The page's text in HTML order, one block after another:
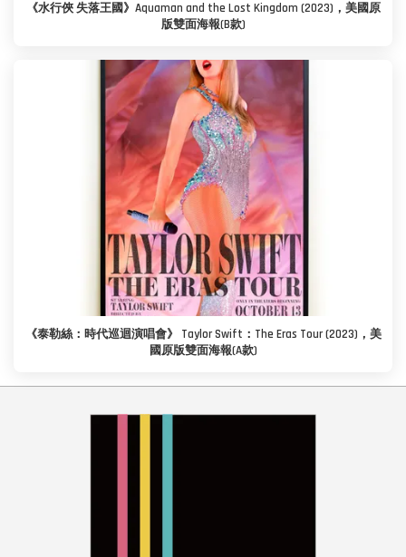
《水行俠 失落王國》Aquaman and the Lost Kingdom (2023)，美國原
版雙面海報(B款)
《泰勒絲：時代巡迴演唱會》 Taylor Swift：The Eras Tour (2023)，美
國原版雙面海報(A款)